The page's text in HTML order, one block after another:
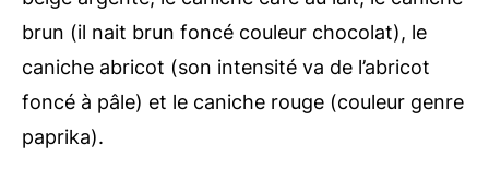
brun (il nait brun foncé couleur chocolat), le
caniche abricot (son intensité va de l’abricot
foncé à pâle) et le caniche rouge (couleur genre
paprika).